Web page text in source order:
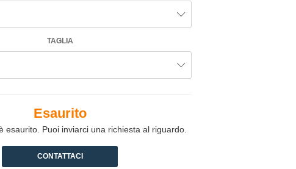
TAGLIA
Esaurito
esaurito. Puoi inviarci una richiesta al riguardo.
CONTATTACI